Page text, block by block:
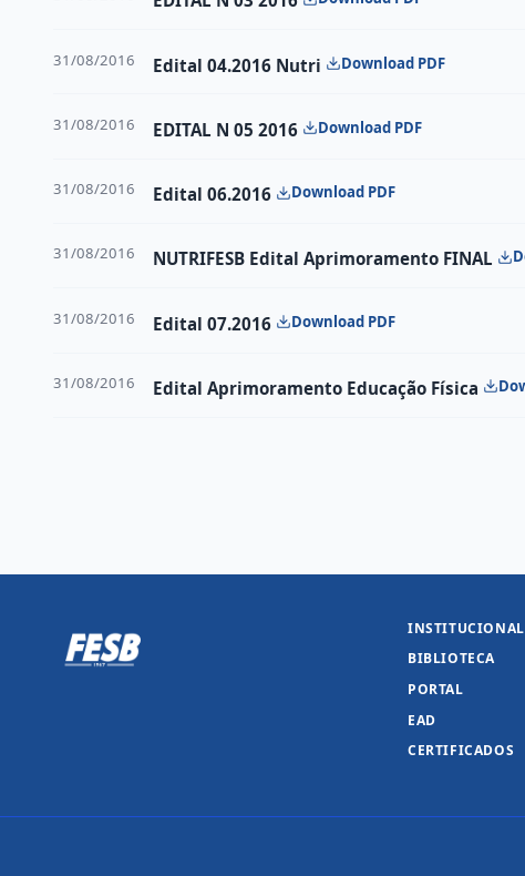
31/08/2016 Edital 04.2016 Nutri Download PDF
31/08/2016 EDITAL N 05 2016 Download PDF
31/08/2016 Edital 06.2016 Download PDF
31/08/2016 NUTRIFESB Edital Aprimoramento FINAL
31/08/2016 Edital 07.2016 Download PDF
31/08/2016 Edital Aprimoramento Educação Física
INSTITUCIONAL
BIBLIOTECA
PORTAL
EAD
CERTIFICADOS